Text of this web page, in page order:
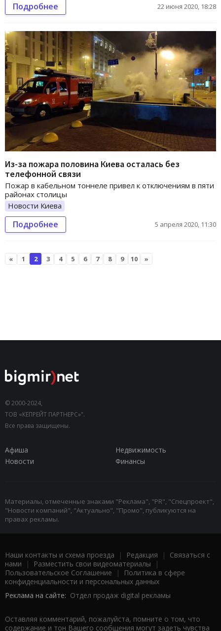
Подробнее 22 июня 2020, 18:28
Из-за пожара половина Киева осталась без
телефонной связи
Пожар в кабельном тоннеле привел к отключениям в пяти
районах столицы
Новости Киева
Подробнее 5 апреля 2020, 11:30
« 1 2 3 4 5 6 7 8 9 10 »
© 2000-2024,
ТОВ «КЕПРЕЙТ ПАРТНЕРС»".
Все права защищены.
Афиша
Недвижимость
Новости
Финансы
Материалы, отмеченные знаками "Реклама", "PR", "Спецпроект",
"Новости компаний", "Актуально", "Промо", публикуются на
правах рекламы.
Наши контакты и схема проезда | Редакция | Связаться с
нами | Разместить свои видеоматериалы |
Пользовательское Соглашение |
Политика в сфере
конфиденциальности и персональных данных
Реклама на сайте: Отдел продаж digital рекламы
Оставляя комментарий, пожалуйста, помните о том, что
содержание и тон Вашего сообщения могут задеть чувства